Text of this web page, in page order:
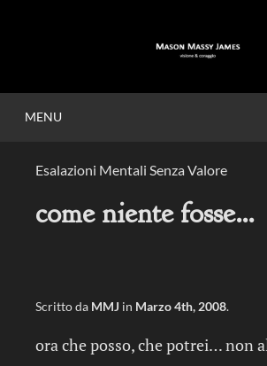
MASON
JAMES
MENU
Esalazioni Mentali Senza Valore
come niente fosse…
Scritto da MMJ in Marzo 4th, 2008.
ora che posso, che potrei… non